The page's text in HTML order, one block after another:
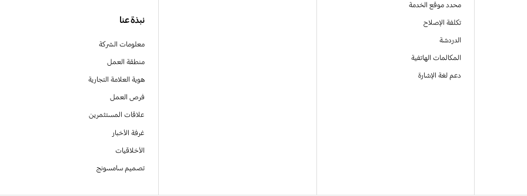
محدد موقع الخدمة
تكلفة الإصلاح
الدردشة
المكالمات الهاتفية
دعم لغة الإشارة
نبذة عنا
معلومات الشركة
منطقة العمل
هوية العلامة التجارية
فرص العمل
علاقات المستثمرين
غرفة الأخبار
الأخلاقيات
تصميم سامسونج